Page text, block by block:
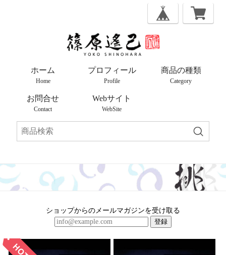
ホーム
Home
プロフィール
Profile
商品の種類
Category
お問合せ
Contact
Webサイト
WebSite
ショップからのメールマガジンを受け取る
登録